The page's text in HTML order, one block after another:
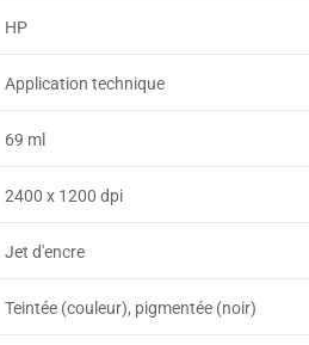
HP
Application technique
69 ml
2400 x 1200 dpi
Jet d'encre
Teintée (couleur), pigmentée (noir)